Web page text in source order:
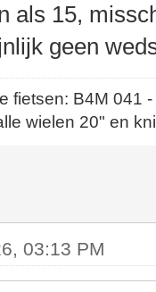
als 15,
geen
fietsen: B4M
wielen 20" en
03:13 PM